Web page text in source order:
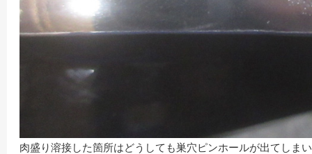
肉盛り溶接した箇所はどうしても巣穴ピンホールが出てしま